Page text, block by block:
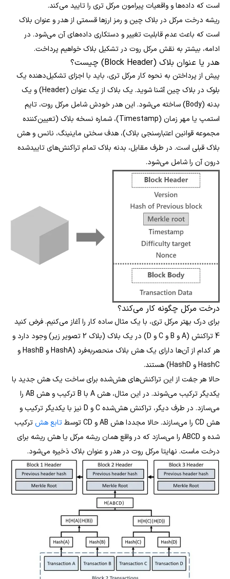
است که داده‌ها و واقعیات پیرامون مرکل تری را تایید می‌کند.
ریشه درخت مرکل در بلاک چین و رمز ارزها قسمتی از هدر و عنوان بلاک
است که باعث عدم قابلیت تغییر و دستکاری داده‌های آن می‌شود. در
ادامه، بیشتر به نقش مرکل روت در تشکیل بلاک‌ خواهیم پرداخت.
هدر یا عنوان بلاک (Block Header) چیست؟
پیش از پرداختن به نحوه کار مرکل تری، باید با اجزای تشکیل‌دهنده یک
بلوک در بلاک چین آشنا شوید. یک بلاک از یک عنوان (Header) و یک
بدنه (Body) ساخته می‌شود. این هدر خودش شامل مرکل روت، تایم
استمپ یا مهر زمان (Timestamp)، شماره نسخه بلاک (تعیین‌کننده
مجموعه قوانین اعتبارسنجی بلاک)، هدف سختی ماینینگ، نانس و هش
بلاک قبلی است. در طرف مقابل، بدنه بلاک تمام تراکنش‌های تاییدشده
درون آن را شامل می‌شود.
درخت مرکل چگونه کار می‌کند؟
برای درک بهتر مرکل تری، با یک مثال ساده کار را آغاز می‌کنیم. فرض کنید
4 تراکنش (A و B و C و D) در یک بلاک (بلاک 2 تصویر زیر) وجود دارد و
هر کدام از آن‌ها دارای یک هش بلاک منحصربه‌فرد (HashA و HashB و
HashC و HashD) هستند.
حالا هر جفت از این تراکنش‌های هش‌شده برای ساخت یک هش جدید با
یکدیگر ترکیب می‌شوند. در این مثال، هش A با B ترکیب و هش AB را
می‌سازد. در طرف دیگر، تراکنش هش‌شده C و D نیز با یکدیگر ترکیب و
هش CD را می‌سازند. حالا مجددا هش AB و CD توسط
تابع هش ترکیب
شده و ABCD را می‌سازد که در واقع همان ریشه مرکل یا هش ریشه برای
درخت ماست. نهایتا مرکل روت در هدر و عنوان بلاک ذخیره می‌شود.